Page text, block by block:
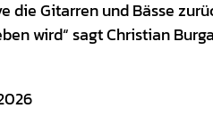
die Gitarren und Bässe
wird“ sagt Christian